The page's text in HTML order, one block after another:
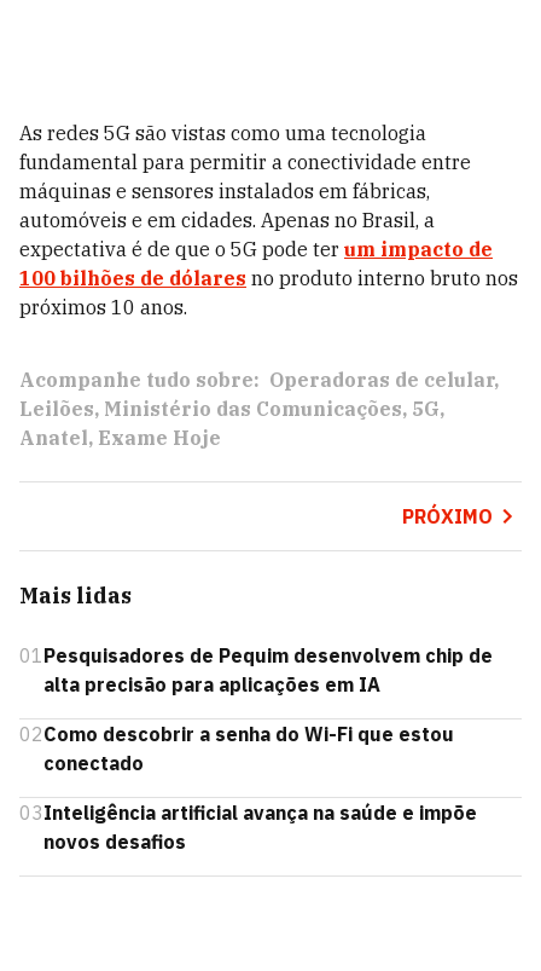
As redes 5G são vistas como uma tecnologia
fundamental para permitir a conectividade entre
máquinas e sensores instalados em fábricas,
automóveis e em cidades. Apenas no Brasil, a
expectativa é de que o 5G pode ter um impacto de
100 bilhões de dólares no produto interno bruto nos
próximos 10 anos.
Acompanhe tudo sobre: Operadoras de celular
Leilões Ministério das Comunicações 5G
Anatel Exame Hoje
PRÓXIMO
Mais lidas
01Pesquisadores de Pequim desenvolvem chip de
alta precisão para aplicações em IA
02Como descobrir a senha do Wi-Fi que estou
conectado
03Inteligência artificial avança na saúde e impõe
novos desafios